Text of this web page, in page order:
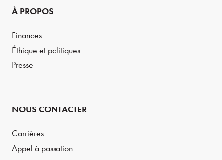
À PROPOS
Finances
Éthique et politiques
Presse
NOUS CONTACTER
Carrières
Appel à passation